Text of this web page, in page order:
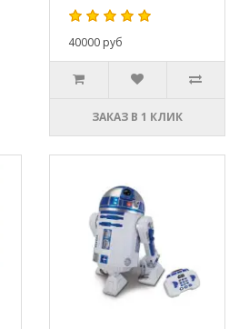
40000 руб
ЗАКАЗ В 1 КЛИК